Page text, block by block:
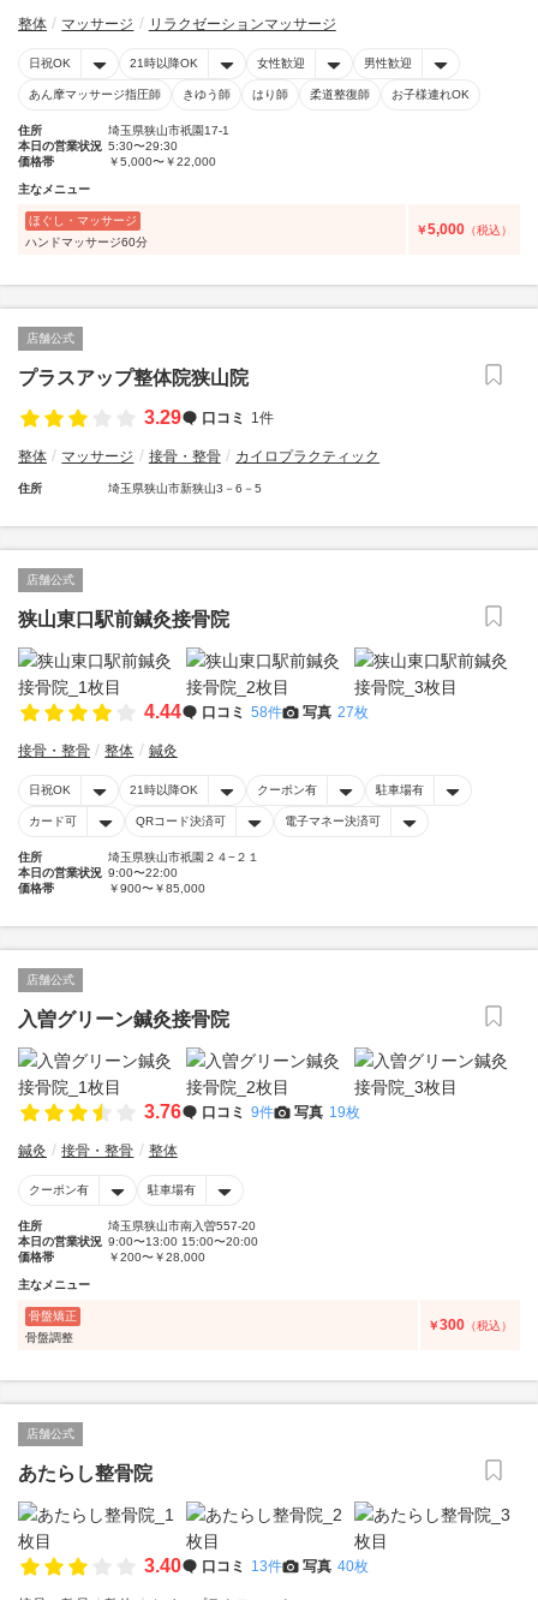
整体 マッサージ リラクゼーションマッサージ
日祝OK 21時以降OK 女性歓迎 男性歓迎
あん摩マッサージ指圧師 きゆう師 はり師 柔道整復師 お子様連れOK
住所
埼玉県狭山市祇園17-1
本日の営業状況 5:30〜29:30
価格帯
￥5,000〜￥22,000
主なメニュー
ほぐし・マッサージ
ハンドマッサージ60分
￥5,000 （税込）
店舗公式
プラスアップ整体院狭山院
3.29
口コミ 1件
整体 マッサージ 接骨・整骨 カイロプラクティック
住所 埼玉県狭山市新狭山3－6－5
店舗公式
狭山東口駅前鍼灸接骨院
4.44 口コミ 58件 写真 27枚
接骨・整骨 整体 鍼灸
日祝OK 21時以降OK クーポン有 駐車場有
カード可 QRコード決済可 電子マネー決済可
住所
埼玉県狭山市祇園２４−２１
本日の営業状況 9:00〜22:00
価格帯
￥900〜￥85,000
店舗公式
入曽グリーン鍼灸接骨院
3.76 口コミ 9件 写真 19枚
鍼灸 接骨・整骨 整体
クーポン有 駐車場有
住所
埼玉県狭山市南入曽557-20
本日の営業状況 9:00〜13:00 15:00〜20:00
価格帯
￥200〜￥28,000
主なメニュー
骨盤矯正
骨盤調整
￥300 （税込）
店舗公式
あたらし整骨院
3.40 口コミ 13件 写真 40枚